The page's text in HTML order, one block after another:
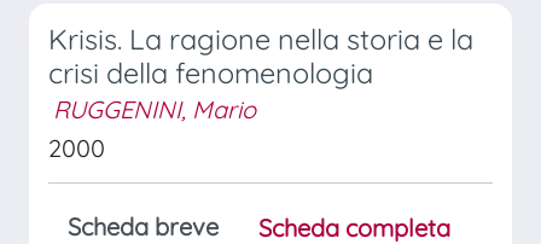
Krisis. La ragione nella storia e la
crisi della fenomenologia
RUGGENINI, Mario
2000
Scheda breve
Scheda completa